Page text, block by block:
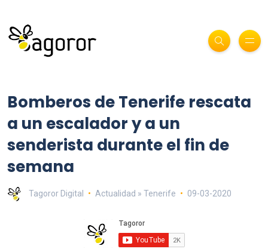
Bomberos de Tenerife rescata
a un escalador y a un
senderista durante el fin de
semana
Tagoror Digital Actualidad » Tenerife 09-03-2020